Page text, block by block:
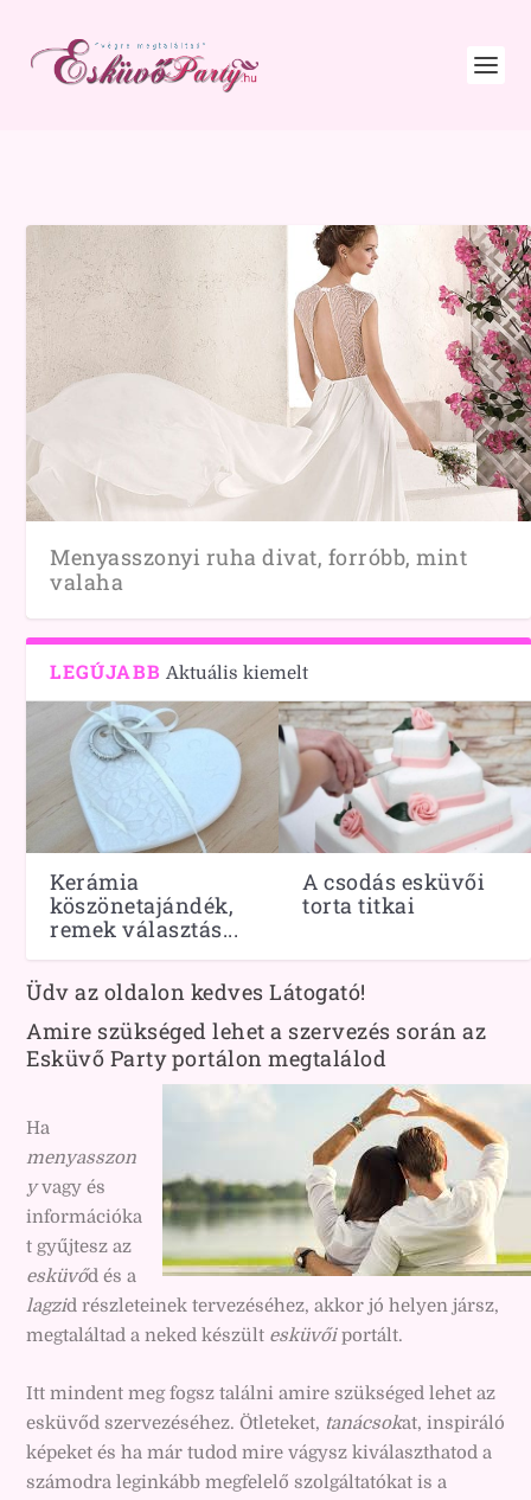
Menyasszonyi ruha divat, forróbb, mint
valaha
LEGÚJABB Aktuális kiemelt
Kerámia
köszönetajándék,
remek választás...
A csodás esküvői
torta titkai
Üdv az oldalon kedves Látogató!
Amire szükséged lehet a szervezés során az
Esküvő Party portálon megtalálod
Ha
menyasszon
yvagy és
információka
t gyűjtesz az
esküvőd és a
lagzid részleteinek tervezéséhez, akkor jó helyen jársz,
megtaláltad a neked készült esküvőiportált.
Itt mindent meg fogsz találni amire szükséged lehet az
esküvőd szervezéséhez. Ötleteket, tanácsokat, inspiráló
képeket és ha már tudod mire vágysz kiválaszthatod a
számodra leginkább megfelelő szolgáltatókat is a